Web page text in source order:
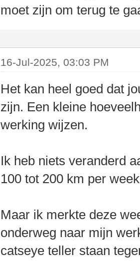
moet zijn om terug te
16-Jul-2025, 03:03 PM
Het kan heel goed dat
zijn. Een kleine
werking wijzen.
Ik heb niets veranderd
100 tot 200 km per
Maar ik merkte deze
onderweg naar mijn
catseye teller staan